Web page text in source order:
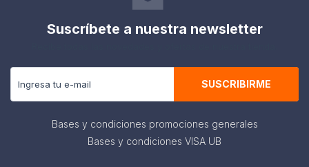
Suscríbete a nuestra newsletter
SUSCRIBIRME
Bases y condiciones promociones generales
Bases y condiciones VISA UB